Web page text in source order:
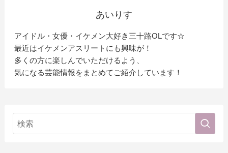
あいりす
アイドル・女優・イケメン大好き三十路OLです☆
最近はイケメンアスリートにも興味が！
多くの方に楽しんでいただけるよう、
気になる芸能情報をまとめてご紹介しています！